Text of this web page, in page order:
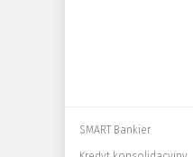
SMART Bankier